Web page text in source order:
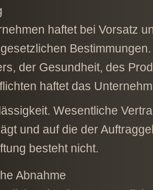
haftet bei Vorsatz
der Gesundheit, des
haftet das
Wesentliche
und auf die der
besteht nicht.
Abnahme